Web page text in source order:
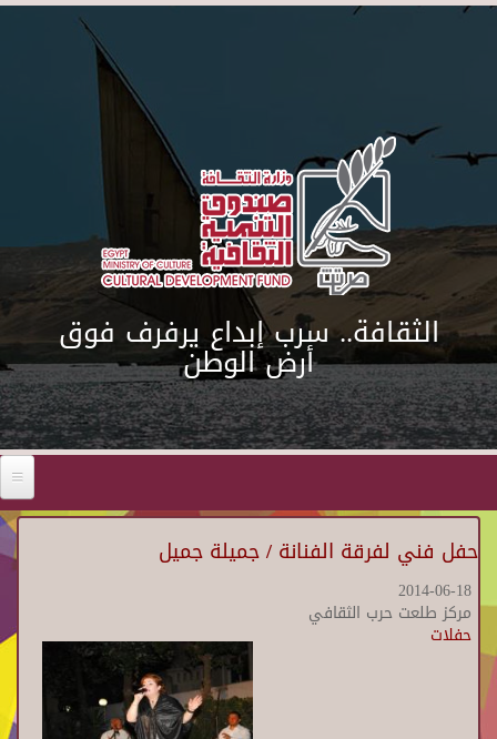
Skip to main content
الثقافة.. سرب إبداع يرفرف فوق
أرض الوطن
حفل فني لفرقة الفنانة / جميلة جميل
2014-06-18
مركز طلعت حرب الثقافي
حفلات